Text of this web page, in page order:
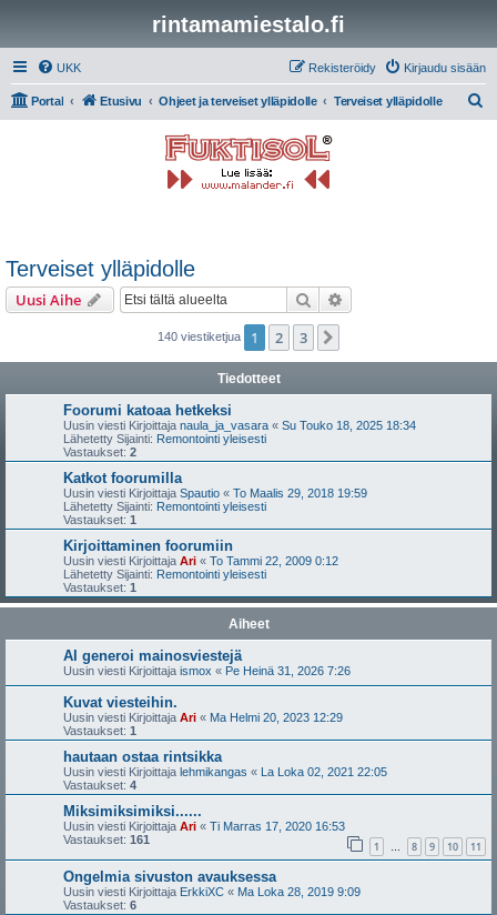
rintamamiestalo.fi
UKK Kirjaudu sisään
Rekisteröidy
Portal Etusivu Ohjeet ja terveiset ylläpidolle Terveiset ylläpidolle
Terveiset ylläpidolle
Uusi Aihe Etsi
140 viestiketjua 1 2 3
Tiedotteet
Foorumi katoaa hetkeksi
Uusin viesti Kirjoittaja naula_ja_vasara « Su Touko 18, 2025 18:34
Lähetetty Sijainti: Remontointi yleisesti
Vastaukset: 2
Katkot foorumilla
Uusin viesti Kirjoittaja Spautio « To Maalis 29, 2018 19:59
Lähetetty Sijainti: Remontointi yleisesti
Vastaukset: 1
Kirjoittaminen foorumiin
Uusin viesti Kirjoittaja Ari « To Tammi 22, 2009 0:12
Lähetetty Sijainti: Remontointi yleisesti
Vastaukset: 1
Aiheet
AI generoi mainosviestejä
Uusin viesti Kirjoittaja ismox « Pe Heinä 31, 2026 7:26
Kuvat viesteihin.
Uusin viesti Kirjoittaja Ari « Ma Helmi 20, 2023 12:29
Vastaukset: 1
hautaan ostaa rintsikka
Uusin viesti Kirjoittaja lehmikangas « La Loka 02, 2021 22:05
Vastaukset: 4
Miksimiksimiksi......
Uusin viesti Kirjoittaja Ari « Ti Marras 17, 2020 16:53
Vastaukset: 161 1 … 8 9 10 11
Ongelmia sivuston avauksessa
Uusin viesti Kirjoittaja ErkkiXC « Ma Loka 28, 2019 9:09
Vastaukset: 6